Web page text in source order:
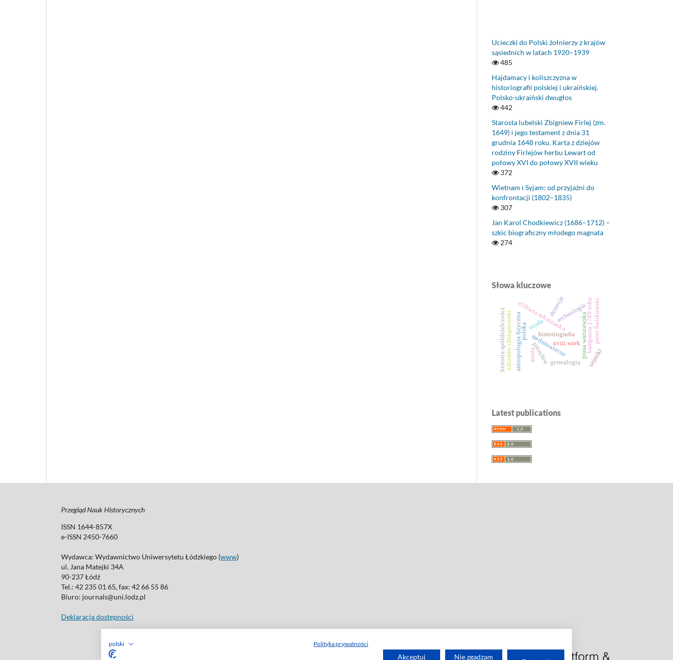
polski Polityka prywatności
Akceptuj Nie zgadzam
Ucieczki do Polski żołnierzy z krajów
sąsiednich w latach 1920–1939
485
Hajdamacy i koliszczyzna w
historiografii polskiej i ukraińskiej.
Polsko-ukraiński dwugłos
442
Starosta lubelski Zbigniew Firlej (zm.
1649) i jego testament z dnia 31
grudnia 1648 roku. Karta z dziejów
rodziny Firlejów herbu Lewart od
połowy XVI do połowy XVII wieku
372
Wietnam i Syjam: od przyjaźni do
konfrontacji (1802–1835)
307
Jan Karol Chodkiewicz (1686–1712) –
szkic biograficzny młodego magnata
274
Słowa kluczowe
elżbieta rakuszanka
uroda
historiografia
archeologia
antropologia fizyczna kampania 1789 rokupiotr Świtkowski
prasa warszawska
xviii wiek
polska
średniowiecze
zdzisław chrząstowski przecławgenealogia
historia spółdzielczości
dezercje
armia sejmiki
Latest publications
Przegląd Nauk Historycznych
ISSN 1644-857X
e-ISSN 2450-7660
Wydawca: Wydawnictwo Uniwersytetu Łódzkiego (www)
ul. Jana Matejki 34A
90-237 Łódź
Tel.: 42 235 01 65, fax: 42 66 55 86
Biuro: journals@uni.lodz.pl
Deklaracja dostępności